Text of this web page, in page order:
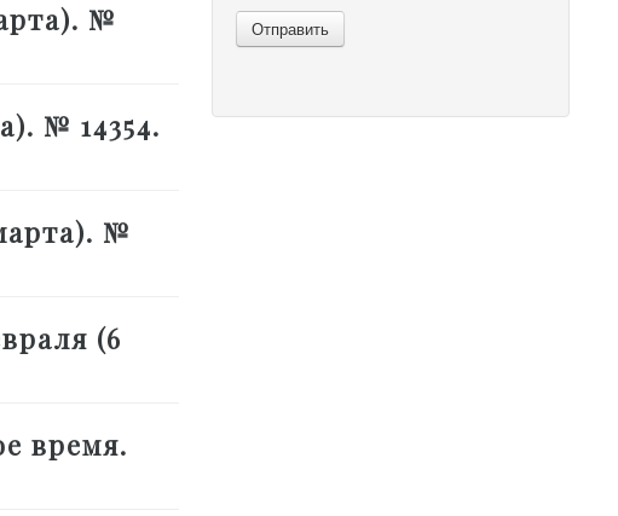
№
№ 14354.
№
(6
время.
Отправить